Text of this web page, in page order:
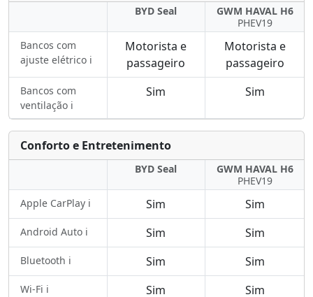
BYD Seal
GWM HAVAL H6
PHEV19
Bancos com
ajuste elétrico ℹ️
Motorista e
passageiro
Motorista e
passageiro
Bancos com
ventilação ℹ️
Sim Sim
Conforto e Entretenimento
BYD Seal
GWM HAVAL H6
PHEV19
Apple CarPlay ℹ️
Sim Sim
Android Auto ℹ️ Sim Sim
Bluetooth ℹ️ Sim Sim
Wi-Fi ℹ️ Sim Sim